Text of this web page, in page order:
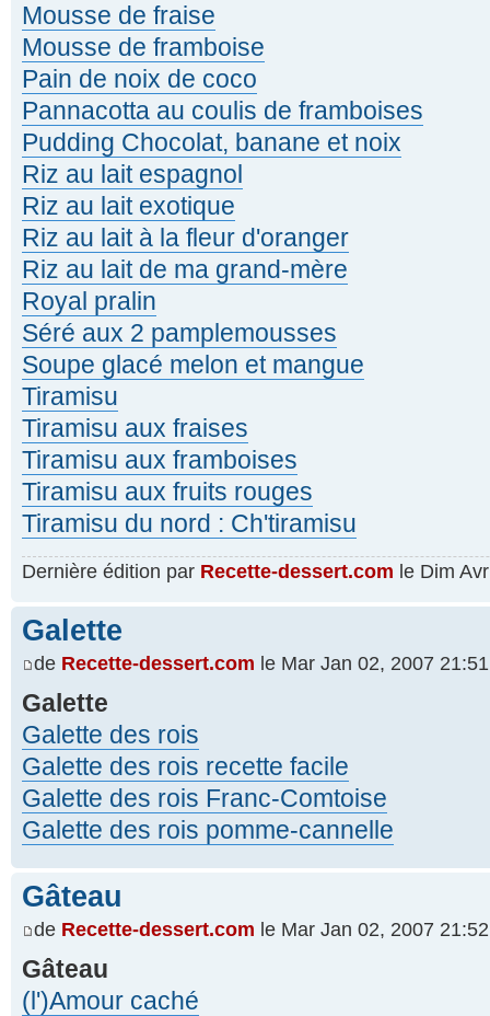
Mousse de fraise
Mousse de framboise
Pain de noix de coco
Pannacotta au coulis de framboises
Pudding Chocolat, banane et noix
Riz au lait espagnol
Riz au lait exotique
Riz au lait à la fleur d'oranger
Riz au lait de ma grand-mère
Royal pralin
Séré aux 2 pamplemousses
Soupe glacé melon et mangue
Tiramisu
Tiramisu aux fraises
Tiramisu aux framboises
Tiramisu aux fruits rouges
Tiramisu du nord : Ch'tiramisu
Dernière édition par Recette-dessert.com le Dim
Galette
de Recette-dessert.com le Mar Jan 02, 2007 21:51
Galette
Galette des rois
Galette des rois recette facile
Galette des rois Franc-Comtoise
Galette des rois pomme-cannelle
Gâteau
de Recette-dessert.com le Mar Jan 02, 2007 21:52
Gâteau
(l')Amour caché